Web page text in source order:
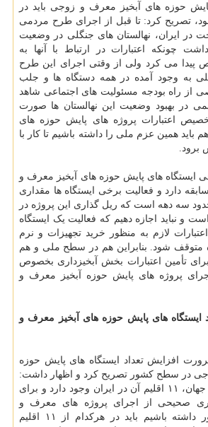
حوزه های آبخیز معرف و زوجی باید در
تصریح کرد: تا قبل از اجرای طرح مردمی
در ایران، نهالستان های جنگلی در وضعیت
چونکه اعتبارات در ارتباط با آنها به
پیدا می کرد ولی از وقتی اجرای این طرح
به وجود آمده در همه دستگاه ها و جلب
راه بودجه مسئولیت های اجتماعی شاهد
در بهبود وضعیت این نهالستان ها صورت
اعتبارات پروژه های پایش حوزه های
همین عزم ملی را داشته باشیم تا کار با
ایستگاه های پایش حوزه های آبخیز معرف و
۳۰ سال سابقه دارد و فعالیت برخی ایستگاه ها مقداری
سه دهه است که ریل گذاری این پروژه در
و نباید اجازه دهیم که فعالیت یک ایستگاه
لازم به منظور خرید تجهیزات و نرم
متوقف شود. بنابراین هم در سطح ملی و هم
تأمین اعتبارات بخش آبخیزداری بخصوص
اجرای پروژه های پایش حوزه آبخیز معرف و
های پایش حوزه های آبخیز معرف و
افزایش تعداد ایستگاه های پایش حوزه
در سطح کشور تصریح کرد و اظهار داشت:
از ۱۳ اقلیم موجود در جهان، ۱۱ اقلیم آن در ایران وجود دارد و برای
صحیحی از اجرای پروژه های معرف و
زوجی در سطح کشور داشته باشیم باید در هرکدام از ۱۱ اقلیم